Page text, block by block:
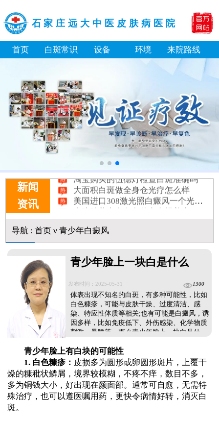
石家庄远大中医皮肤病医院
首页 白斑常识 设备 环境 来院路线
新闻
资讯
淘宝购买的伍德灯检查白斑准确吗
大面积白斑做全身仓光疗怎么样
美国进口308激光照白癜风一个光斑大概费用多少
小孩膝盖上有白色的点点摸着光滑怎么回事
伍德灯下白斑比肉眼看到的更大正常吗
儿童下巴长小白点是什么原因
皮肤ct检测白斑对治疗有什么作用
白斑摸着光滑边界清晰有可能是哪种皮肤病
导航: 首页ν 青少年白癜风
青少年脸上一块白是什么
发布时间：2025-05-31 1300
体表出现不知名的白斑，有多种可能性，比如
白色糠疹，可能与皮肤干燥、过度清洁、感
染、特应性体质等相关;也有可能是白癜风，诱
因多样，比如免疫低下、外伤感染、化学物质
刺激、暴晒等。那么青少年脸上一块白是什
期症状，确诊后再治疗，对症下药，消灭白
斑。...
青少年脸上有白块的可能性
1. 白色糠疹： 皮损多为圆形或卵圆形斑片，上覆干
燥的糠秕状鳞屑，境界较模糊，不疼不痒，数目不多，
多为铜钱大小，好出现在颜面部。通常可自愈，无需特
殊治疗，也可以遵医嘱用药，更快令病情好转，消灭白
斑。